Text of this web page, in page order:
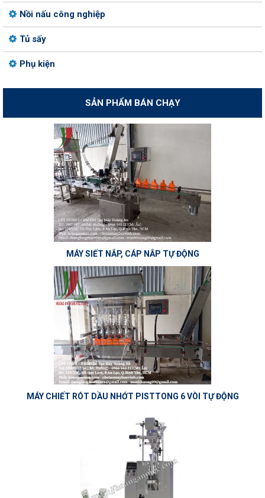
Nồi nấu công nghiệp
Tủ sấy
Phụ kiện
SẢN PHẨM BÁN CHẠY
MÁY SIẾT NẮP, CÁP NẮP TỰ ĐỘNG
MÁY CHIẾT RÓT DẦU NHỚT PISTTONG 6 VÒI TỰ ĐỘNG